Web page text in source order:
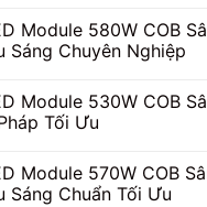
Pha
Module
100W
Bãi
Đỗ
Xe
Module 580W COB
Sáng Chuyên Nghiệp
Module 530W COB
Tối Ưu
Module 570W COB
Sáng Chuẩn Tối Ưu